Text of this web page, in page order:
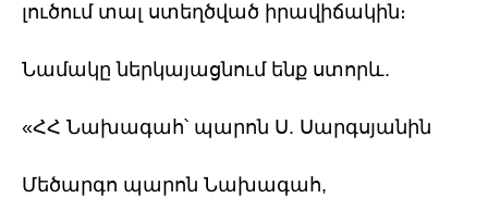
լուծում տալ ստեղծված իրավիճակին։
Նամակը ներկայացնում ենք ստորև.
«ՀՀ Նախագահ՝ պարոն Ս. Սարգսյանին
Մեծարգո պարոն Նախագահ,